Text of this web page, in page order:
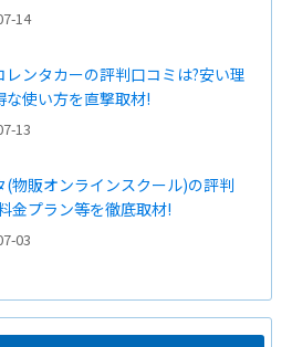
14
レンタカーの評判口コミは?安い理
な使い方を直撃取材!
13
(物販オンラインスクール)の評判
金プラン等を徹底取材!
03